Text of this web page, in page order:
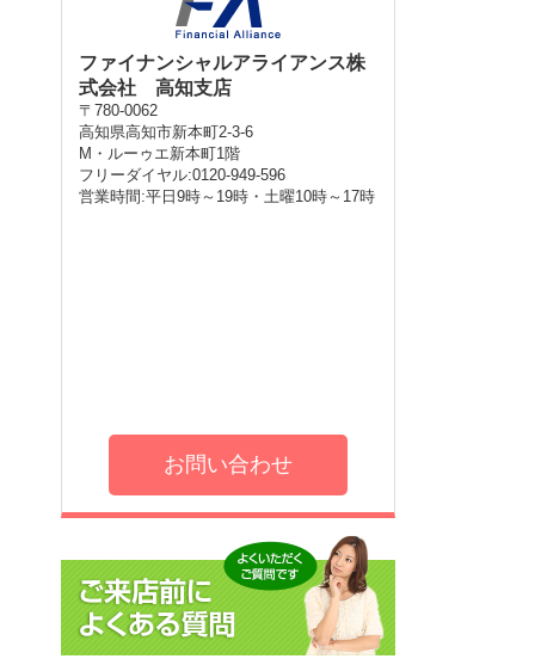
ファイナンシャルアライアンス株
式会社 高知支店
〒780-0062
高知県高知市新本町2-3-6
M・ルーゥエ新本町1階
フリーダイヤル:0120-949-596
営業時間:平日9時～19時・土曜10時～17時
お問い合わせ